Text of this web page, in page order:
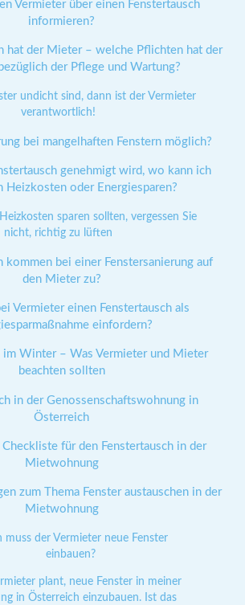
Vermieter über einen Fenstertausch
informieren?
hat der Mieter – welche Pflichten hat der
der Pflege und Wartung?
undicht sind, dann ist der Vermieter
verantwortlich!
bei mangelhaften Fenstern möglich?
genehmigt wird, wo kann ich
Heizkosten oder Energiesparen?
sparen sollten, vergessen Sie
nicht, richtig zu lüften
kommen bei einer Fenstersanierung auf
den Mieter zu?
Vermieter einen Fenstertausch als
einfordern?
im Winter – Was Vermieter und Mieter
beachten sollten
in der Genossenschaftswohnung in
Österreich
Checkliste für den Fenstertausch in der
Mietwohnung
zum Thema Fenster austauschen in der
Mietwohnung
muss der Vermieter neue Fenster
einbauen?
plant, neue Fenster in meiner
in Österreich einzubauen. Ist das